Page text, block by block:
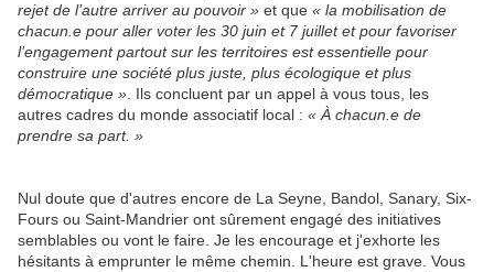
rejet de l’autre arriver au pouvoir » et que « la mobilisation de
chacun.e pour aller voter les 30 juin et 7 juillet et pour favoriser
l’engagement partout sur les territoires est essentielle pour
construire une société plus juste, plus écologique et plus
démocratique » . Ils concluent par un appel à vous tous, les
autres cadres du monde associatif local : « À chacun.e de
prendre sa part. »
Nul doute que d'autres encore de La Seyne, Bandol, Sanary, Six-
Fours ou Saint-Mandrier ont sûrement engagé des initiatives
semblables ou vont le faire. Je les encourage et j'exhorte les
hésitants à emprunter le même chemin. L'heure est grave. Vous